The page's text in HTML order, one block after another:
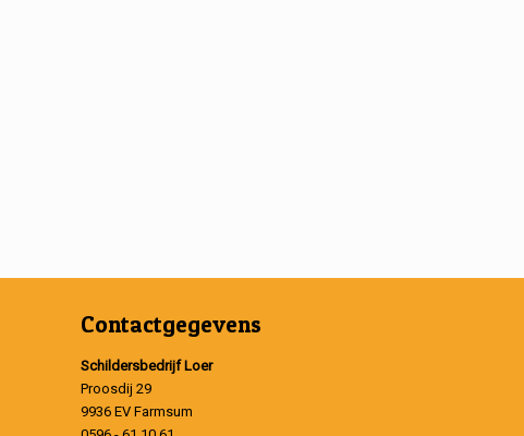
Contactgegevens
Schildersbedrijf Loer
Proosdij 29
9936 EV Farmsum